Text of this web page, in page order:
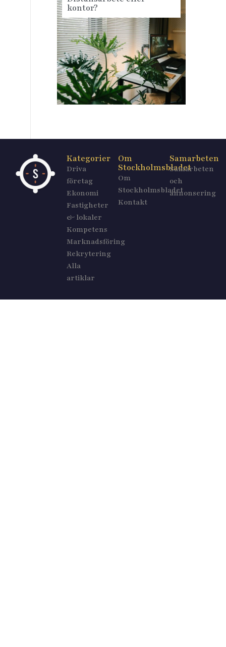
kontor?
Kategorier
Driva
företag
Ekonomi
Fastigheter
& lokaler
Kompetens
Marknadsföring
Rekrytering
Alla
artiklar
Om
Stockholmsbladet
Om
Stockholmsbladet
Kontakt
Samarbeten
Samarbeten
och
annonsering